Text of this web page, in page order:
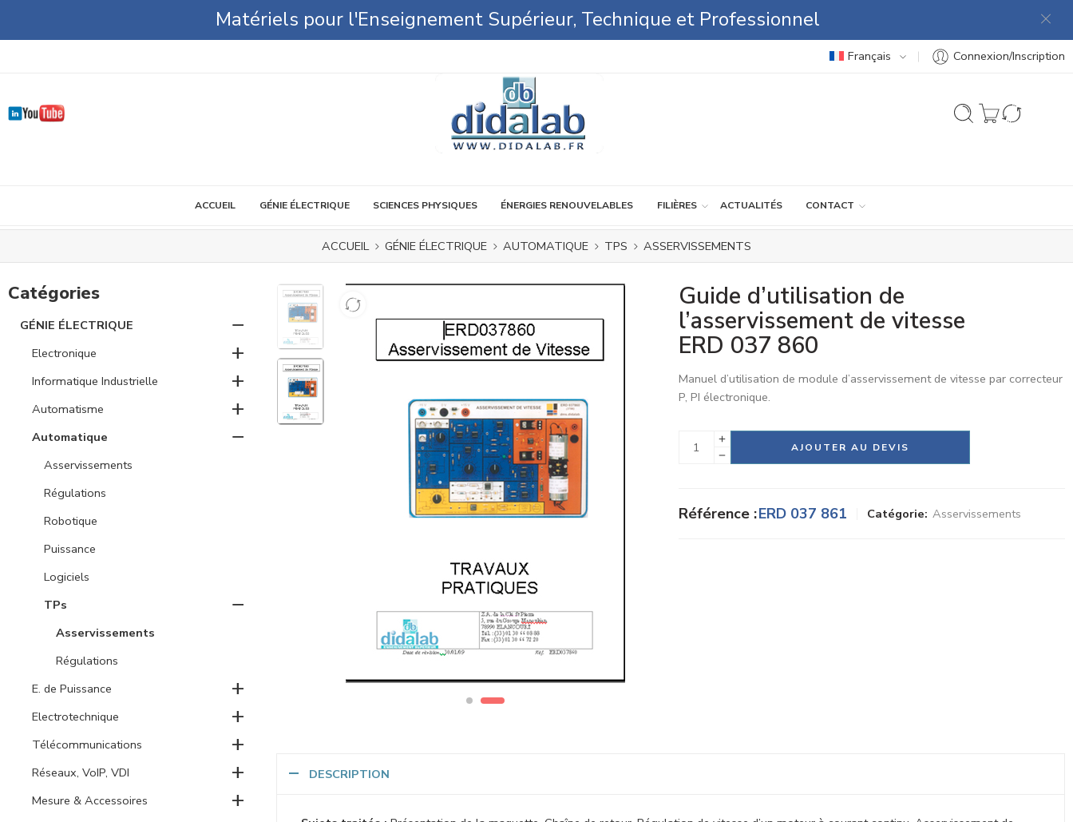
Matériels pour l'Enseignement Supérieur, Technique et Professionnel
Français Connexion/Inscription
ACCUEIL GÉNIE ÉLECTRIQUE SCIENCES PHYSIQUES ÉNERGIES RENOUVELABLES FILIÈRES ACTUALITÉS CONTACT
ACCUEIL GÉNIE ÉLECTRIQUE AUTOMATIQUE TPS ASSERVISSEMENTS
Guide d’utilisation de
l’asservissement de vitesse
ERD 037 860
Manuel d’utilisation de module d’asservissement de vitesse par correcteur
P, PI électronique.
AJOUTER AU DEVIS
Alternative:
Référence :ERD 037 861 Catégorie: Asservissements
DESCRIPTION
Catégories
GÉNIE ÉLECTRIQUE −
Electronique +
Informatique Industrielle +
Automatisme +
Automatique −
Asservissements
Régulations
Robotique
Puissance
Logiciels
TPs
−
Asservissements
Régulations
E. de Puissance
+
Electrotechnique +
Télécommunications +
Réseaux, VoIP, VDI +
Mesure & Accessoires +